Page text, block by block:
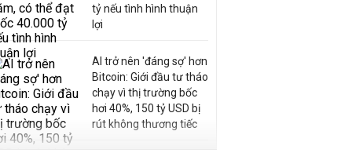
tỷ nếu tình hình thuận
lợi
AI trở nên 'đáng sợ' hơn
Bitcoin: Giới đầu tư tháo
chạy vì thị trường bốc
hơi 40%, 150 tỷ USD bị
rút không thương tiếc